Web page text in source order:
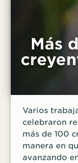
contra los
Más
Varios
celebraron
más de 100
manera en
avanzando